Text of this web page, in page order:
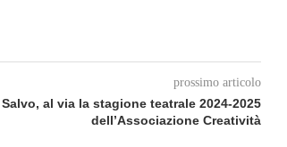
prossimo articolo
Salvo, al via la stagione teatrale 2024-2025
dell’Associazione Creatività